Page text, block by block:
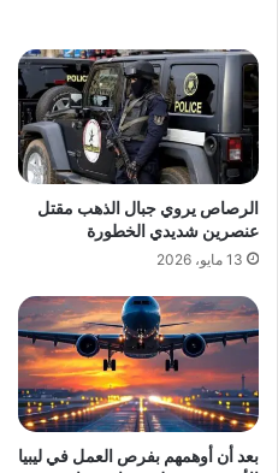
الرصاص يروي جبال الذهب مقتل
عنصرين شديدي الخطورة
13 مايو، 2026
بعد أن أوهمهم بفرص العمل في ليبيا